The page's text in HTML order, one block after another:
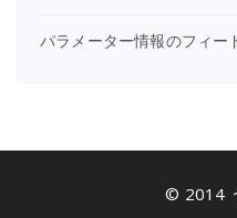
パラメーター情報のフィー
© 2014